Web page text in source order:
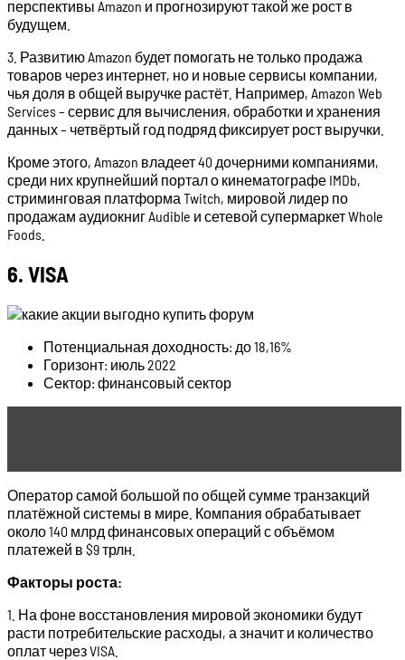
перспективы Amazon и прогнозируют такой же рост в
будущем.
3. Развитию Amazon будет помогать не только продажа
товаров через интернет, но и новые сервисы компании,
чья доля в общей выручке растёт. Например, Amazon Web
Services – сервис для вычисления, обработки и хранения
данных – четвёртый год подряд фиксирует рост выручки.
Кроме этого, Amazon владеет 40 дочерними компаниями,
среди них крупнейший портал о кинематографе IMDb,
стриминговая платформа Twitch, мировой лидер по
продажам аудиокниг Audible и сетевой супермаркет Whole
Foods.
6. VISA
Потенциальная доходность: до 18,16%
Горизонт: июль 2022
Сектор: финансовый сектор
Оператор самой большой по общей сумме транзакций
платёжной системы в мире. Компания обрабатывает
около 140 млрд финансовых операций с объёмом
платежей в $9 трлн.
Факторы роста:
1. На фоне восстановления мировой экономики будут
расти потребительские расходы, а значит и количество
оплат через VISA.